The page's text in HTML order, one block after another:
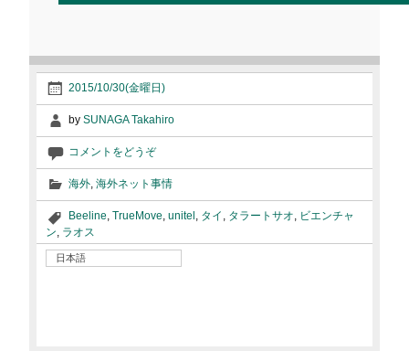
2015/10/30(金曜日)
by SUNAGA Takahiro
コメントをどうぞ
海外, 海外ネット事情
Beeline, TrueMove, unitel , タイ , タラートサオ, ビエンチャ
ン, ラオス
日本語